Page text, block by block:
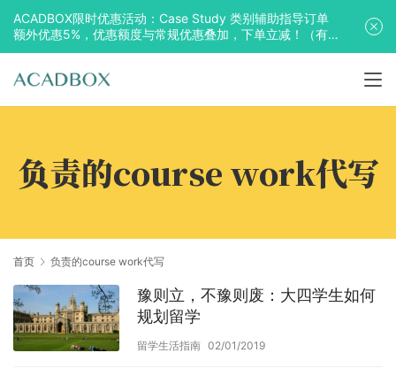
负责的course work代写
首页 负责的course work代写
豫则立，不豫则废：大四学生如何
规划留学
留学生活指南 02/01/2019
ACADBOX限时优惠活动：Case Study 类别辅助指导订单
额外优惠5%，优惠额度与常规优惠叠加，下单立减！（有
效期至2025年10月31日）